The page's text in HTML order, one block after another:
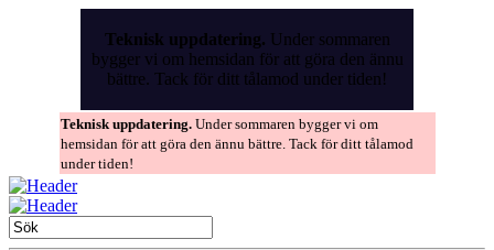
Teknisk uppdatering. Under sommaren
bygger vi om hemsidan för att göra den ännu
bättre. Tack för ditt tålamod under tiden!
Teknisk uppdatering. Under sommaren bygger vi om
hemsidan för att göra den ännu bättre. Tack för ditt tålamod
under tiden!